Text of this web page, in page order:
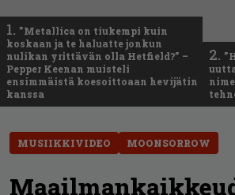
1. ”Metallica on tiukempi kuin
koskaan ja te haluatte jonkun
nulikan yrittävän olla Hetfield?” –
Pepper Keenan muisteli
ensimmäistä koesoittoaan hevijätin
kanssa
2.
MUSIIKKIVIDEO MOONSORROW